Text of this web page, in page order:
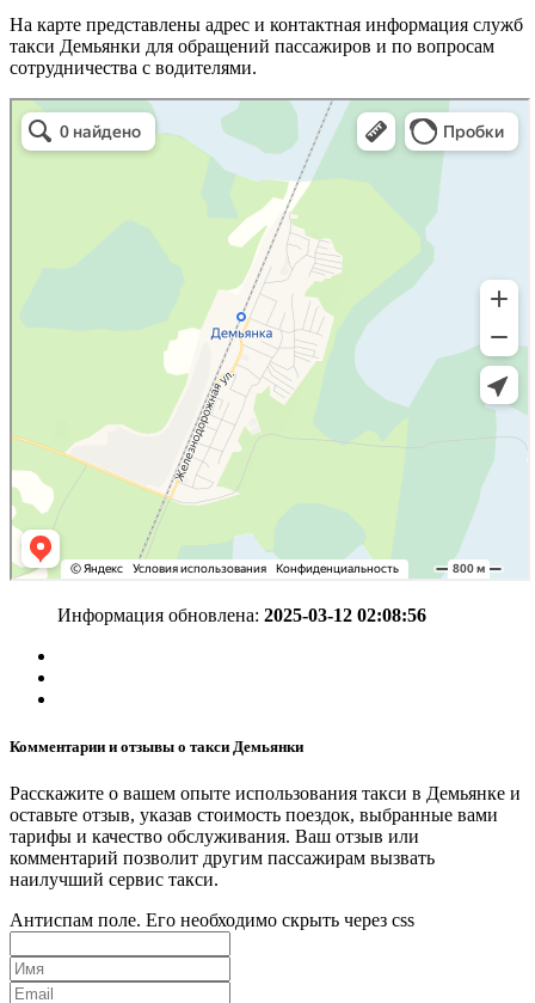
На карте представлены адрес и контактная информация служб
такси Демьянки для обращений пассажиров и по вопросам
сотрудничества с водителями.
Информация обновлена: 2025-03-12 02:08:56
Комментарии и отзывы о такси Демьянки
Расскажите о вашем опыте использования такси в Демьянке и
оставьте отзыв, указав стоимость поездок, выбранные вами
тарифы и качество обслуживания. Ваш отзыв или
комментарий позволит другим пассажирам вызвать
наилучший сервис такси.
Антиспам поле. Его необходимо скрыть через css